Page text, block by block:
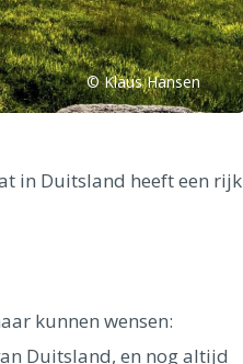
© Klaus Hansen
in Duitsland heeft een rijk
kunnen wensen:
Duitsland, en nog altijd